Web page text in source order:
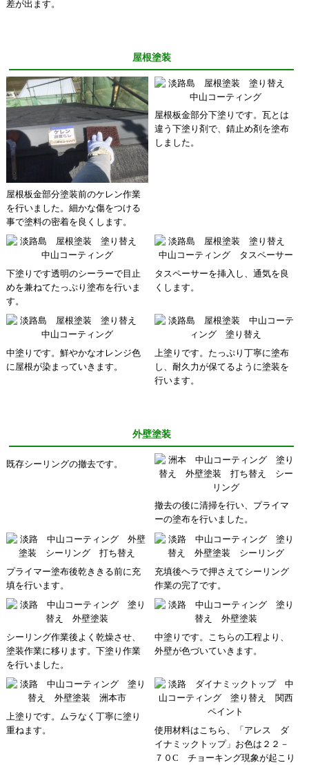
差が出ます。
屋根塗装
屋根板金部分塗装前のケレン作業
を行いました。細かな傷をつける
事で塗料の密着を良くします。
屋根板金部分下塗りです。瓦とは
違う下塗り剤で、錆止め剤を塗布
しました。
下塗りです透明のシーラーで目止
めを兼ねてたっぷり塗布を行いま
す。
タスペーサーを挿入し、通気を良
くします。
中塗りです。鮮やかなオレンジ色
に屋根が染まっていきます。
上塗りです。たっぷり丁寧に塗布
し、耐久力が保てるように塗装を
行います。
外壁塗装
既存シーリングの撤去です。
撤去の後に清掃を行い、プライマ
ーの塗布を行いました。
プライマー塗布後乾ききる前に充
填を行います。
充填後ヘラで押さえてシーリング
作業の完了です。
シーリング作業後よく乾燥させ、
塗装作業に移ります。下塗り作業
を行いました。
中塗りです。こちらの工程より、
外壁が色づいていきます。
上塗りです。ムラなく丁寧に塗り
重ねます。
使用材料はこちら、「アレス ダ
イナミックトップ」お色は２２－
７０C チョーキング現象が起こり